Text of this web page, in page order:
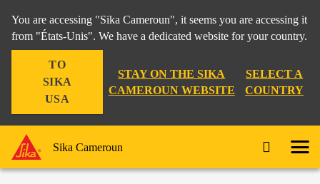
You are accessing "Sika Cameroun", it seems you are accessing it
from "États-Unis". We have a dedicated website for your country.
TO
SIKA
USA
STAY ON THE SIKA
CAMEROUN WEBSITE
SELECT A
COUNTRY
Sika Cameroun